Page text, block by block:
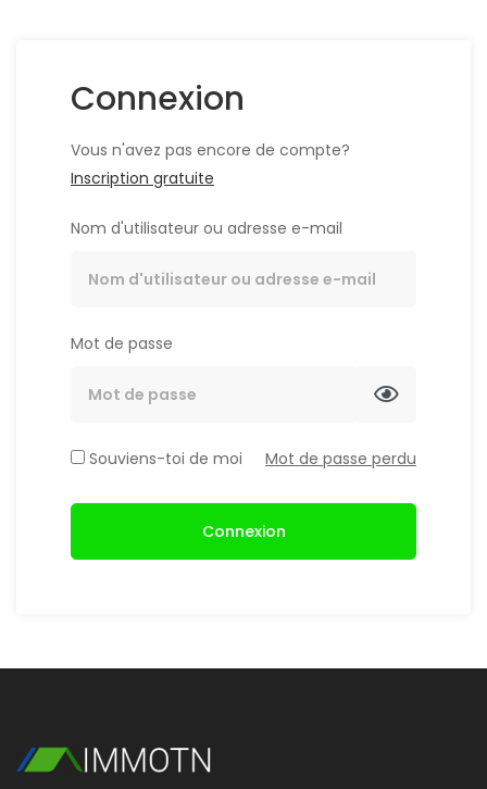
Connexion
Vous n'avez pas encore de compte?
Inscription gratuite
Nom d'utilisateur ou adresse e-mail
Mot de passe
Souviens-toi de moi Mot de passe perdu
Connexion